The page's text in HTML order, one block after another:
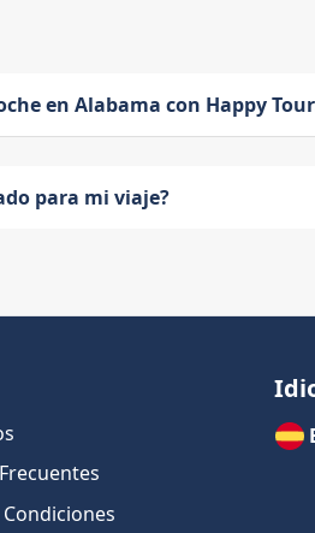
en Alabama con Happy
para mi viaje?